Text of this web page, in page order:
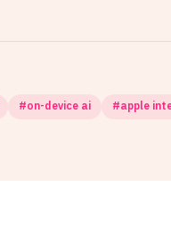
#on-device ai #apple